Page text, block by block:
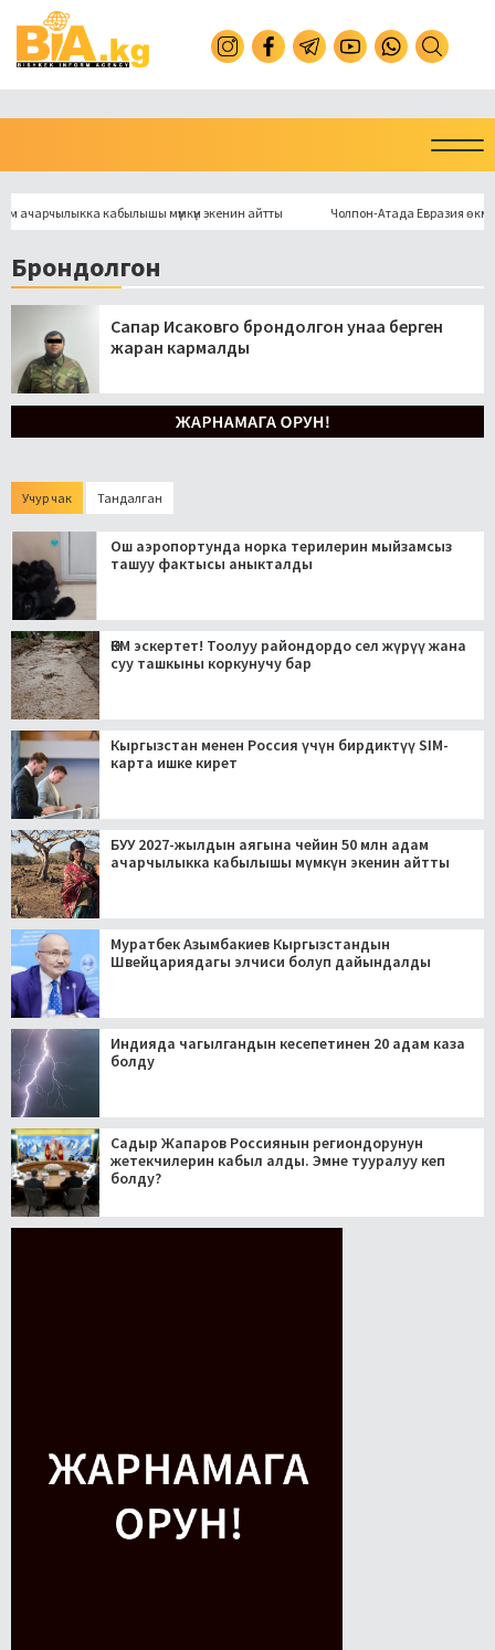
кабылышы мүмкүн экенин айтты Чолпон-Атада Евразия
Брондолгон
Сапар Исаковго брондолгон унаа берген
жаран кармалды
Учур чак Тандалган
Ош аэропортунда норка терилерин мыйзамсыз
ташуу фактысы аныкталды
ӨКМ эскертет! Тоолуу райондордо сел жүрүү жана
суу ташкыны коркунучу бар
Кыргызстан менен Россия үчүн бирдиктүү SIM-
карта ишке кирет
БУУ 2027-жылдын аягына чейин 50 млн адам
ачарчылыкка кабылышы мүмкүн экенин айтты
Муратбек Азымбакиев Кыргызстандын
Швейцариядагы элчиси болуп дайындалды
Индияда чагылгандын кесепетинен 20 адам каза
болду
Садыр Жапаров Россиянын региондорунун
жетекчилерин кабыл алды. Эмне тууралуу кеп
болду?